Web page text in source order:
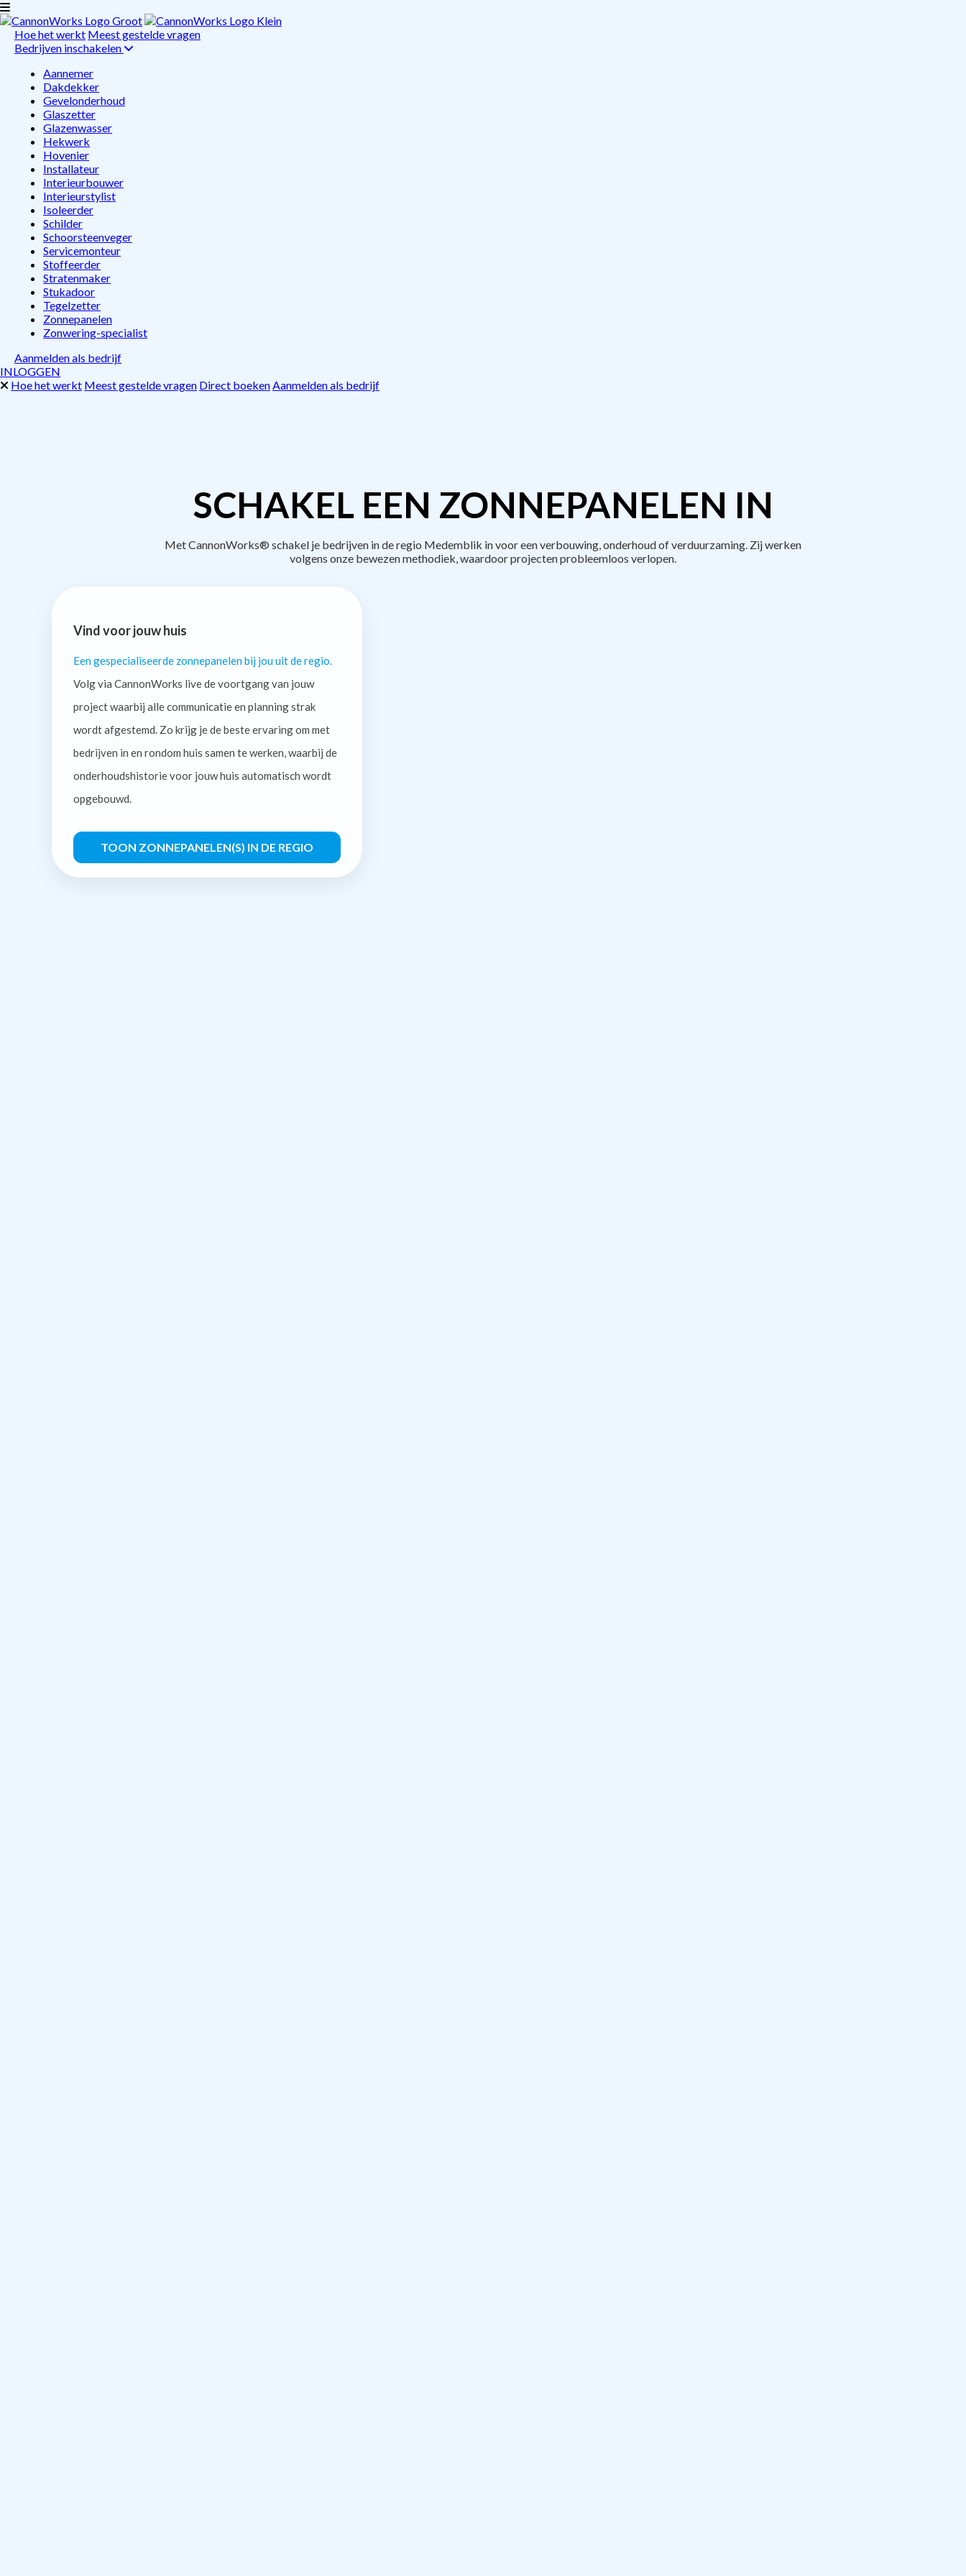
Hoe het werkt Meest gestelde vragen
Bedrijven inschakelen
Aannemer
Dakdekker
Gevelonderhoud
Glaszetter
Glazenwasser
Hekwerk
Hovenier
Installateur
Interieurbouwer
Interieurstylist
Isoleerder
Schilder
Schoorsteenveger
Servicemonteur
Stoffeerder
Stratenmaker
Stukadoor
Tegelzetter
Zonnepanelen
Zonwering-specialist
Aanmelden als bedrijf
INLOGGEN
Hoe het werkt Meest gestelde vragen Direct boekenAanmelden als bedrijf
SCHAKEL EEN ZONNEPANELEN IN
Met CannonWorks® schakel je bedrijven in de regio Medemblik in voor een verbouwing, onderhoud of verduurzaming. Zij werken
volgens onze bewezen methodiek, waardoor projecten probleemloos verlopen.
Vind voor jouw huis
Een gespecialiseerde zonnepanelen bij jou uit de regio.
Volg via CannonWorks live de voortgang van jouw
project waarbij alle communicatie en planning strak
wordt afgestemd. Zo krijg je de beste ervaring om met
bedrijven in en rondom huis samen te werken, waarbij de
onderhoudshistorie voor jouw huis automatisch wordt
opgebouwd.
TOON ZONNEPANELEN(S) IN DE REGIO